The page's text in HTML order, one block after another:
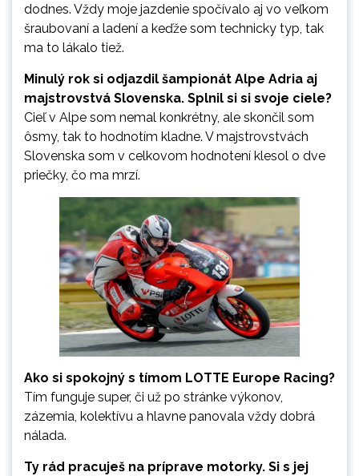
dodnes. Vždy moje jazdenie spočívalo aj vo veľkom
šraubovaní a ladení a keďže som technicky typ, tak
ma to lákalo tiež.
Minulý rok si odjazdil šampionát Alpe Adria aj
majstrovstvá Slovenska. Splnil si si svoje ciele?
Cieľ v Alpe som nemal konkrétny, ale skončil som
ôsmy, tak to hodnotím kladne. V majstrovstvách
Slovenska som v celkovom hodnotení klesol o dve
priečky, čo ma mrzí.
Ako si spokojný s tímom LOTTE Europe Racing?
Tím funguje super, či už po stránke výkonov,
zázemia, kolektívu a hlavne panovala vždy dobrá
nálada.
Ty rád pracuješ na príprave motorky. Si s jej